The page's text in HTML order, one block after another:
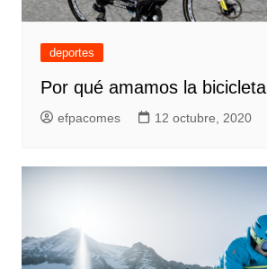
deportes
Por qué amamos la bicicleta
efpacomes 12 octubre, 2020